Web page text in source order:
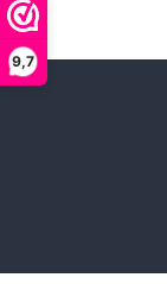
9,7